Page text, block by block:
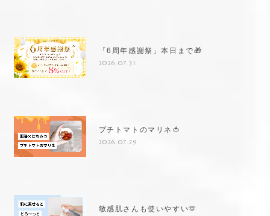
「6周年感謝祭」本日まで🎁
2026.07.31
プチトマトのマリネ🍅
2026.07.29
敏感肌さんも使いやすい🫶